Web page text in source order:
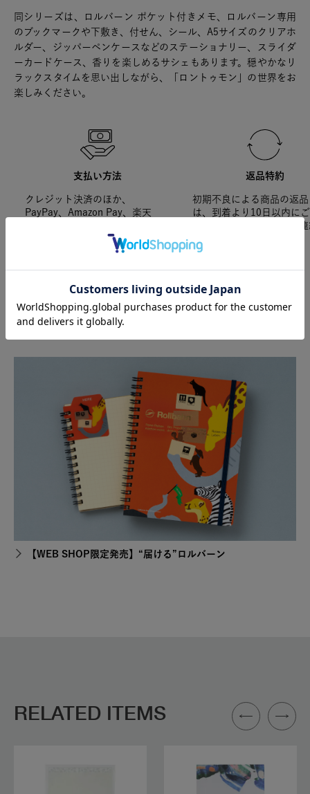
同シリーズは、ロルバーン ポケット付きメモ、ロルバーン専用
のブックマークや下敷き、付せん、シール、A5サイズのクリアホ
ルダー、ジッパーペンケースなどのステーショナリー、スライダ
ーカードケース、香りを楽しめるサシェもあります。穏やかなリ
ラックスタイムを思い出しながら、「ロントゥモン」の世界をお
楽しみください。
支払い方法
クレジット決済のほか、
PayPay、Amazon Pay、楽天
返品特約
初期不良による商品の返
は、到着より10日以内に
ください。それ以降のご
SPECIAL FEATURE
【WEB SHOP限定発売】“届ける”ロルバーン
RELATED ITEMS